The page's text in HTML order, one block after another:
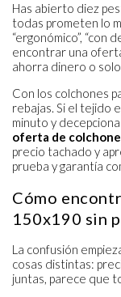
Has abierto diez
todas prometen lo
“ergonómico”, “con
encontrar una
ahorra dinero o
Con los colchones
rebajas. Si el tejido
minuto y
oferta de
precio tachado y
prueba y garantía
Cómo
150x190 sin
La confusión
cosas distintas:
juntas, parece que